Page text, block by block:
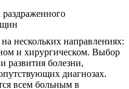
нескольких направлениях:
и хирургическом. Выбор
развития болезни,
диагнозах.
всем больным в